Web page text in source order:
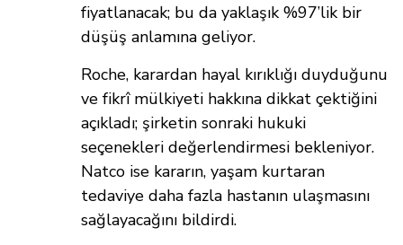
fiyatlanacak; bu da yaklaşık %97’lik bir
düşüş anlamına geliyor.
Roche, karardan hayal kırıklığı duyduğunu
ve fikrî mülkiyeti hakkına dikkat çektiğini
açıkladı; şirketin sonraki hukuki
seçenekleri değerlendirmesi bekleniyor.
Natco ise kararın, yaşam kurtaran
tedaviye daha fazla hastanın ulaşmasını
sağlayacağını bildirdi.